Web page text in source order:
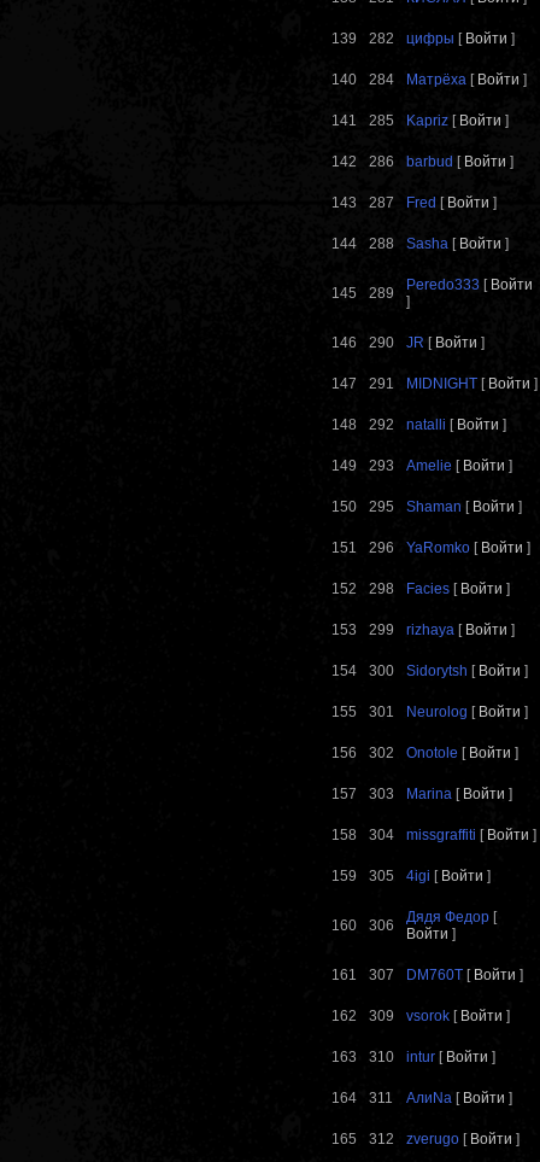
139 282 цифры [ Войти ]
140 284 Матрёха [ Войти ]
141 285 Kapriz [ Войти ]
142 286 barbud [ Войти ]
143 287 Fred [ Войти ]
144 288 Sasha [ Войти ]
145 289 Peredo333 [ Войти
]
146 290 JR [ Войти ]
147 291 MIDNIGHT [ Войти ]
148 292 natalli [ Войти ]
149 293 Amelie [ Войти ]
150 295 Shaman [ Войти ]
151 296 YaRomko [ Войти ]
152 298 Facies [ Войти ]
153 299 rizhaya [ Войти ]
154 300 Sidorytsh [ Войти ]
155 301 Neurolog [ Войти ]
156 302 Onotole [ Войти ]
157 303 Marina [ Войти ]
158 304 missgraffiti [ Войти ]
159 305 4igi [ Войти ]
160 306 Дядя Федор [
Войти ]
161 307 DM760T [ Войти ]
162 309 vsorok [ Войти ]
163 310 intur [ Войти ]
164 311 АлиNа [ Войти ]
165 312 zverugo [ Войти ]